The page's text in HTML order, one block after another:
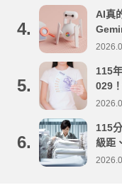
4.
AI真
5.
115
029
6.
115
級距
分析